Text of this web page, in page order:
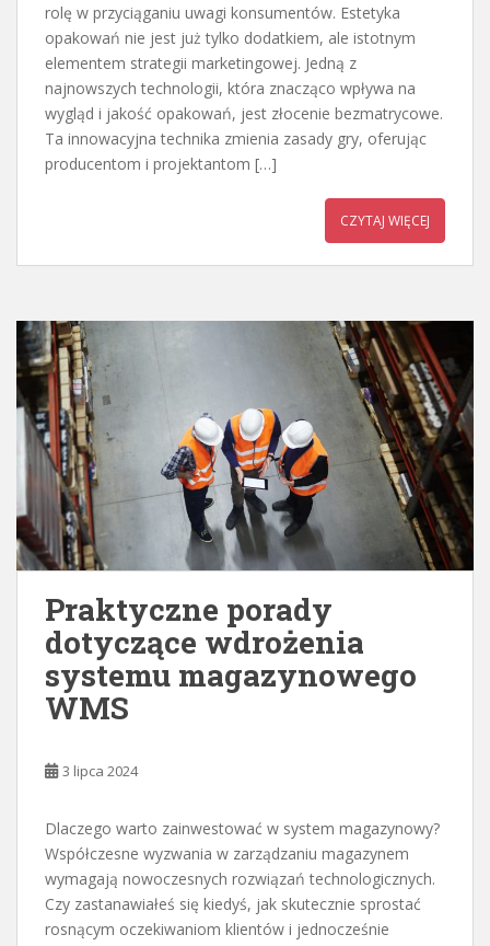
rolę w przyciąganiu uwagi konsumentów. Estetyka
opakowań nie jest już tylko dodatkiem, ale istotnym
elementem strategii marketingowej. Jedną z
najnowszych technologii, która znacząco wpływa na
wygląd i jakość opakowań, jest złocenie bezmatrycowe.
Ta innowacyjna technika zmienia zasady gry, oferując
producentom i projektantom […]
CZYTAJ WIĘCEJ
Praktyczne porady
dotyczące wdrożenia
systemu magazynowego
WMS
3 lipca 2024
Dlaczego warto zainwestować w system magazynowy?
Współczesne wyzwania w zarządzaniu magazynem
wymagają nowoczesnych rozwiązań technologicznych.
Czy zastanawiałeś się kiedyś, jak skutecznie sprostać
rosnącym oczekiwaniom klientów i jednocześnie